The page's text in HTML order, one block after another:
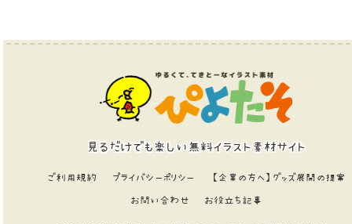
見るだけでも楽しい無料イラスト素材サイト
ご利用規約 プライバシーポリシー 【企業の方へ】グッズ展開の提案
お問い合わせ お役立ち記事